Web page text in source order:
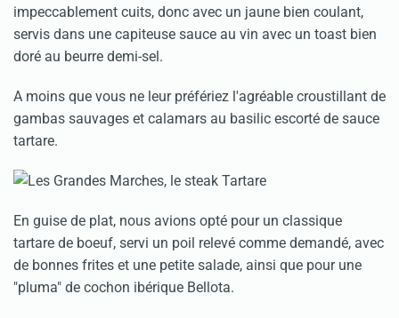
impeccablement cuits, donc avec un jaune bien coulant,
servis dans une capiteuse sauce au vin avec un toast bien
doré au beurre demi-sel.
A moins que vous ne leur préfériez l'agréable croustillant de
gambas sauvages et calamars au basilic escorté de sauce
tartare.
En guise de plat, nous avions opté pour un classique
tartare de boeuf, servi un poil relevé comme demandé, avec
de bonnes frites et une petite salade, ainsi que pour une
"pluma" de cochon ibérique Bellota.